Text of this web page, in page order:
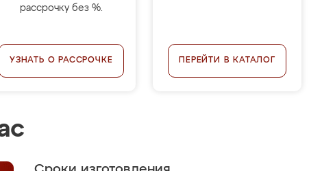
рассрочку без %.
УЗНАТЬ О РАССРОЧКЕ ПЕРЕЙТИ В КАТАЛОГ